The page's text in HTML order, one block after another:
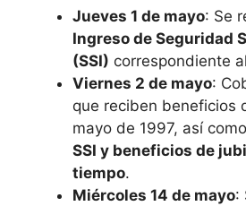
Jueves 1 de mayo: Se
Ingreso de Seguridad
(SSI) correspondiente
Viernes 2 de mayo:
que reciben beneficios
mayo de 1997, así
SSI y beneficios de
tiempo.
Miércoles 14 de mayo: